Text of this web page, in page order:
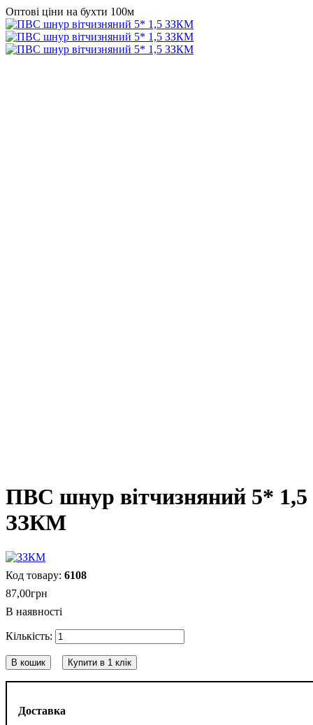
Оптові ціни на бухти 100м
ПВС шнур вітчизняний 5* 1,5
ЗЗКМ
6108
87,00грн
В наявності
В кошик Купити в 1 клік
Доставка